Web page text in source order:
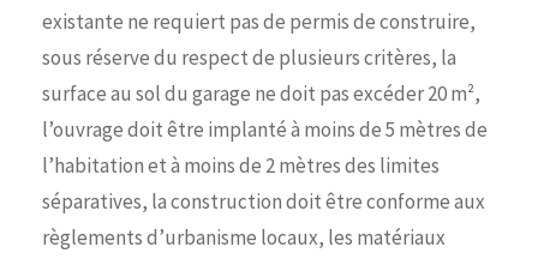
existante ne requiert pas de permis de construire,
sous réserve du respect de plusieurs critères, la
surface au sol du garage ne doit pas excéder 20 m²,
l’ouvrage doit être implanté à moins de 5 mètres de
l’habitation et à moins de 2 mètres des limites
séparatives, la construction doit être conforme aux
règlements d’urbanisme locaux, les matériaux